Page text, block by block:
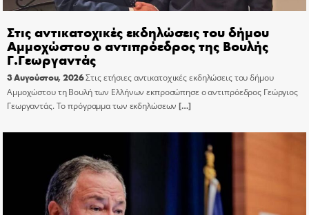
Στις αντικατοχικές εκδηλώσεις του δήμου
Αμμοχώστου ο αντιπρόεδρος της Βουλής
Γ.Γεωργαντάς
3 Αυγούστου, 2026Στις ετήσιες αντικατοχικές εκδηλώσεις του δήμου
Αμμοχώστου τη Βουλή των Ελλήνων εκπροσώπησε ο αντιπρόεδρος Γεώργιος
Γεωργαντάς. Το πρόγραμμα των εκδηλώσεων […]